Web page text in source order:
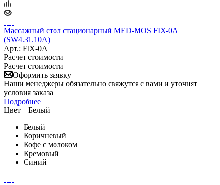
Массажный стол стационарный MED-MOS FIX-0A
(SW4.31.10A)
Арт.: FIX-0A
Расчет стоимости
Расчет стоимости
Оформить заявку
Наши менеджеры обязательно свяжутся с вами и уточнят
условия заказа
Подробнее
Цвет—Белый
Белый
Коричневый
Кофе с молоком
Кремовый
Синий